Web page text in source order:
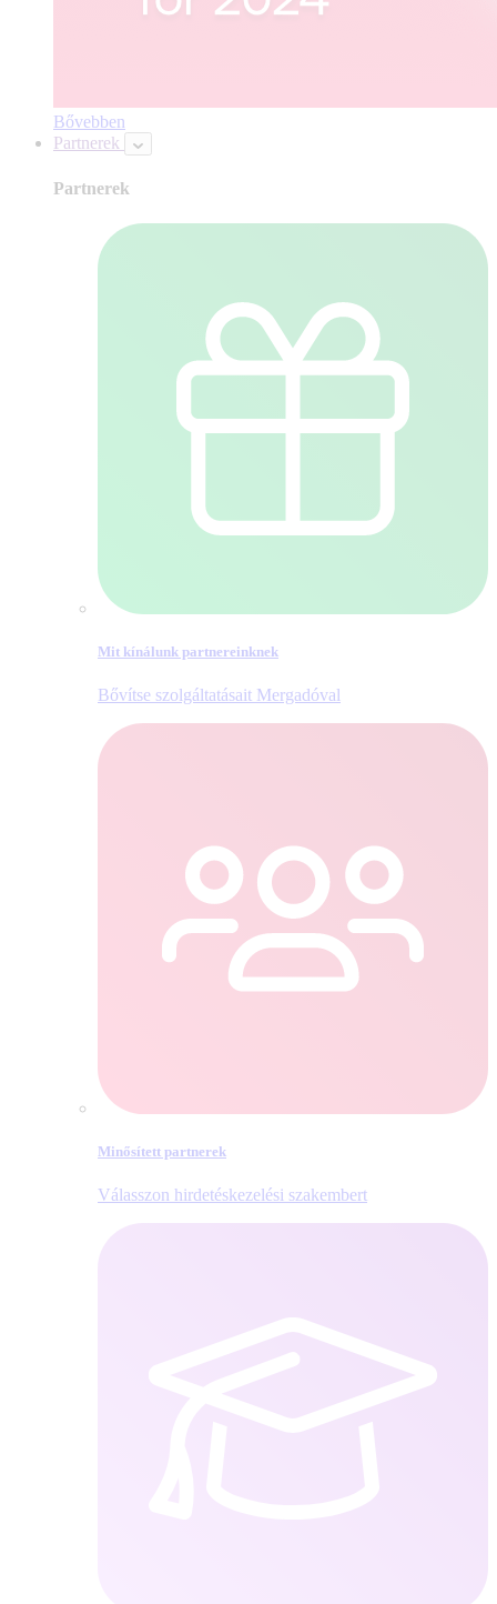
Bővebben
Partnerek
Partnerek
Mit kínálunk partnereinknek
Bővítse szolgáltatásait Mergadóval
Minősített partnerek
Válasszon hirdetéskezelési szakembert